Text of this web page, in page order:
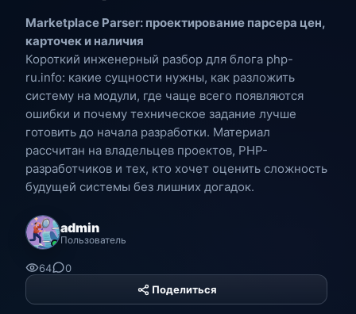
Marketplace Parser: проектирование парсера цен,
карточек и наличия
Короткий инженерный разбор для блога php-
ru.info: какие сущности нужны, как разложить
систему на модули, где чаще всего появляются
ошибки и почему техническое задание лучше
готовить до начала разработки. Материал
рассчитан на владельцев проектов, PHP-
разработчиков и тех, кто хочет оценить сложность
будущей системы без лишних догадок.
admin
Пользователь
64
0
Поделиться
Platform